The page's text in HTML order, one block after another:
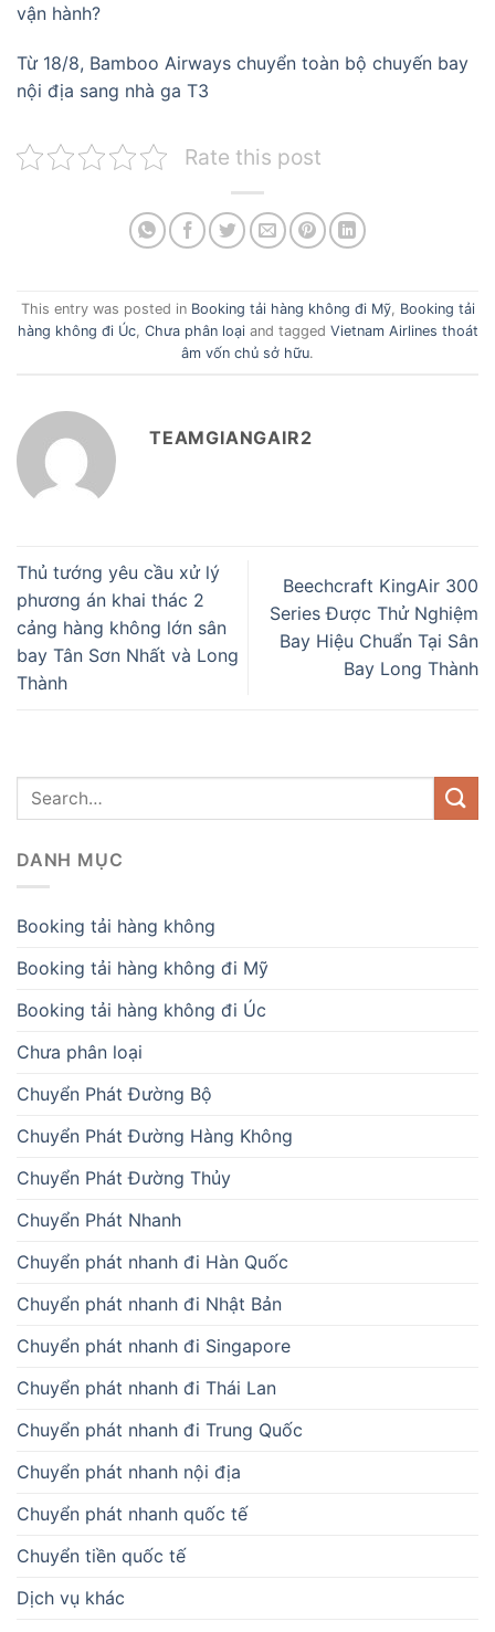
vận hành?
Từ 18/8, Bamboo Airways chuyển toàn bộ chuyến bay
nội địa sang nhà ga T3
Rate this post
This entry was posted in Booking tải hàng không đi Mỹ, Booking tải
hàng không đi Úc, Chưa phân loạiand tagged Vietnam Airlines thoát
âm vốn chủ sở hữu.
TEAMGIANGAIR2
Thủ tướng yêu cầu xử lý
phương án khai thác 2
cảng hàng không lớn sân
bay Tân Sơn Nhất và Long
Thành
Beechcraft KingAir 300
Series Được Thử Nghiệm
Bay Hiệu Chuẩn Tại Sân
Bay Long Thành
DANH MỤC
Booking tải hàng không
Booking tải hàng không đi Mỹ
Booking tải hàng không đi Úc
Chưa phân loại
Chuyển Phát Đường Bộ
Chuyển Phát Đường Hàng Không
Chuyển Phát Đường Thủy
Chuyển Phát Nhanh
Chuyển phát nhanh đi Hàn Quốc
Chuyển phát nhanh đi Nhật Bản
Chuyển phát nhanh đi Singapore
Chuyển phát nhanh đi Thái Lan
Chuyển phát nhanh đi Trung Quốc
Chuyển phát nhanh nội địa
Chuyển phát nhanh quốc tế
Chuyển tiền quốc tế
Dịch vụ khác